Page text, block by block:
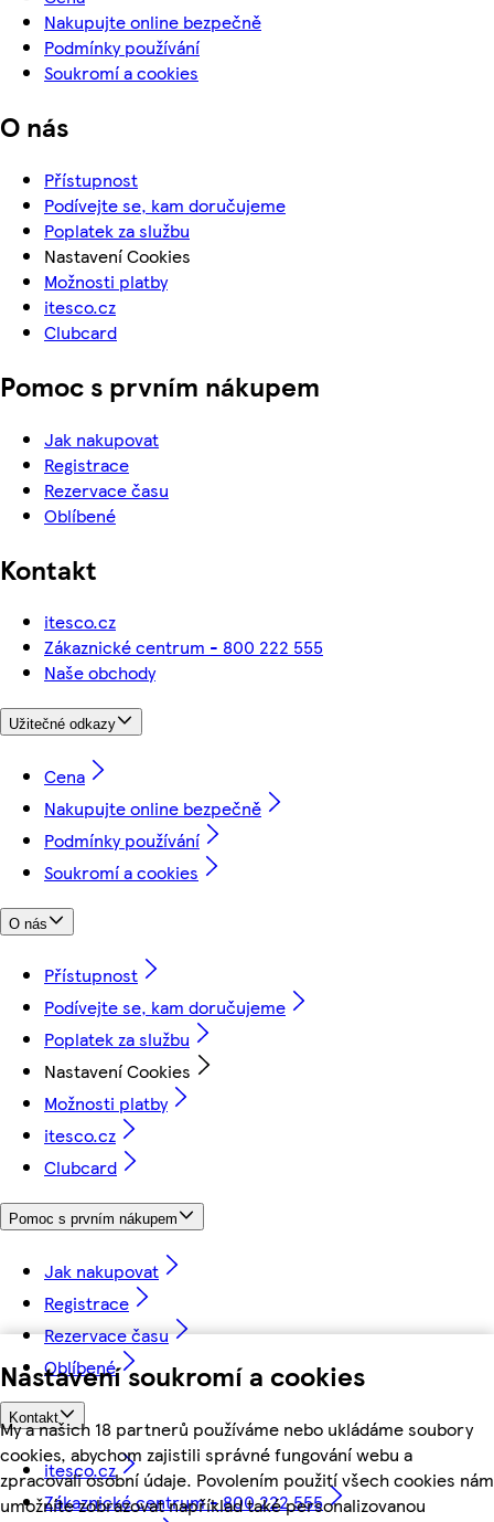
Nastavení soukromí a cookies
My a našich 18 partnerů používáme nebo ukládáme soubory
cookies, abychom zajistili správné fungování webu a
zpracovali osobní údaje. Povolením použití všech cookies nám
umožníte zobrazovat například také personalizovanou
Nakupujte online bezpečně
Podmínky používání
Soukromí a cookies
O nás
Přístupnost
Podívejte se, kam doručujeme
Poplatek za službu
Nastavení Cookies
Možnosti platby
itesco.cz
Clubcard
Pomoc s prvním nákupem
Jak nakupovat
Registrace
Rezervace času
Oblíbené
Kontakt
itesco.cz
Zákaznické centrum - 800 222 555
Naše obchody
Užitečné odkazy
Cena
Nakupujte online bezpečně
Podmínky používání
Soukromí a cookies
O nás
Přístupnost
Podívejte se, kam doručujeme
Poplatek za službu
Nastavení Cookies
Možnosti platby
itesco.cz
Clubcard
Pomoc s prvním nákupem
Jak nakupovat
Registrace
Rezervace času
Oblíbené
Kontakt
itesco.cz
Zákaznické centrum - 800 222 555